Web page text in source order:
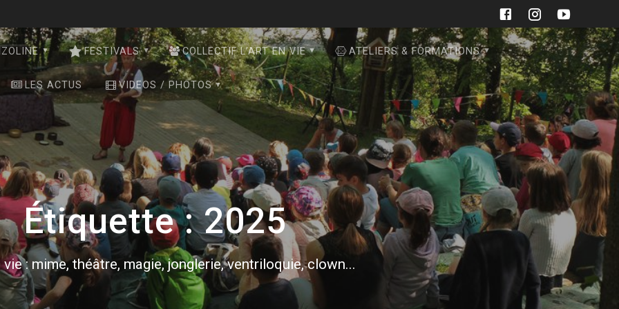
FESTIVALS COLLECTIF L’ART EN VIE ATELIERS & FORMATIONS
LES ACTUS VIDEOS / PHOTOS
Étiquette :2025
: mime, théâtre, magie, jonglerie, ventriloquie, clown...